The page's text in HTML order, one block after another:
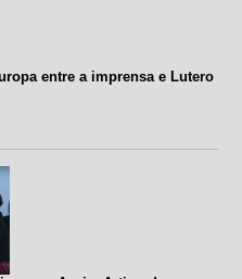
entre a imprensa e Lutero